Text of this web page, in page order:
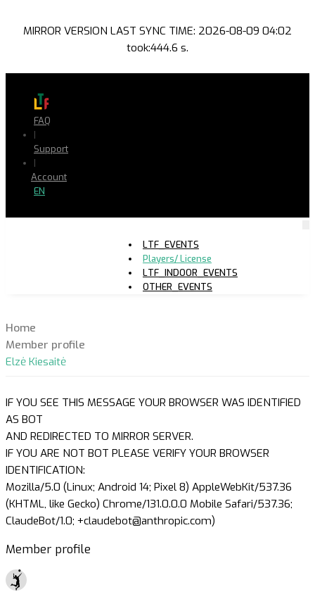
MIRROR VERSION LAST SYNC TIME: 2026-08-09 04:02
took:444.6 s.
FAQ
|
Support
|
Account
EN
LTF_EVENTS
Players/ License
LTF_INDOOR_EVENTS
OTHER_EVENTS
Home
Member profile
Elzė Kiesaitė
IF YOU SEE THIS MESSAGE YOUR BROWSER WAS IDENTIFIED
AS BOT
AND REDIRECTED TO MIRROR SERVER.
IF YOU ARE NOT BOT PLEASE VERIFY YOUR BROWSER
IDENTIFICATION:
Mozilla/5.0 (Linux; Android 14; Pixel 8) AppleWebKit/537.36
(KHTML, like Gecko) Chrome/131.0.0.0 Mobile Safari/537.36;
ClaudeBot/1.0; +claudebot@anthropic.com)
Member profile